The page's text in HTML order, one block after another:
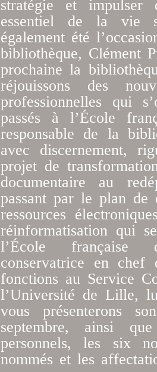
stratégie et impulser
essentiel de la vie
également été
bibliothèque, Clément
prochaine la
réjouissons des
professionnelles qui
passés à l’École
responsable de la
avec discernement,
projet de
documentaire au
passant par le plan de
ressources
réinformatisation qui
l’École française
conservatrice en chef
fonctions au Service
l’Université de Lille,
vous présenterons
septembre, ainsi
personnels, les six
nommés et les